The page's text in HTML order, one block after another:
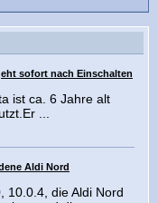
sofort nach Einschalten
ist ca. 6 Jahre alt
...
Aldi Nord
10.0.4, die Aldi Nord